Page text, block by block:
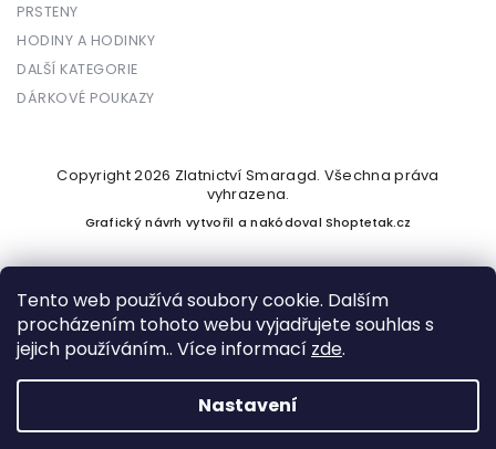
Tento web používá soubory cookie. Dalším
procházením tohoto webu vyjadřujete souhlas s
jejich používáním.. Více informací zde.
Nastavení
PRSTENY
HODINY A HODINKY
DALŠÍ KATEGORIE
DÁRKOVÉ POUKAZY
Vytvořil Shoptet
Copyright 2026 Zlatnictví Smaragd. Všechna práva
vyhrazena.
Grafický návrh vytvořil a nakódovalShoptetak.cz
Podle zákona o evidenci tržeb je prodávající povinen vystavit
kupujícímu účtenku. Zároveň je povinen zaevidovat přijatou